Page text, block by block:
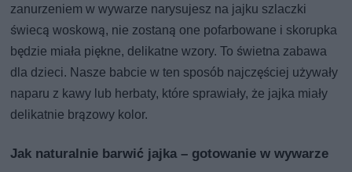
zanurzeniem w wywarze narysujesz na jajku szlaczki
świecą woskową, nie zostaną one pofarbowane i skorupka
będzie miała piękne, delikatne wzory. To świetna zabawa
dla dzieci. Nasze babcie w ten sposób najczęściej używały
naparu z kawy lub herbaty, które sprawiały, że jajka miały
delikatnie brązowy kolor.
Jak naturalnie barwić jajka – gotowanie w wywarze